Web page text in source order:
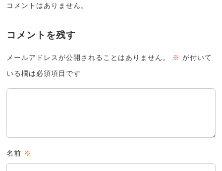
コメントはありません。
コメントを残す
メールアドレスが公開されることはありません。 ※ が付いて
いる欄は必須項目です
名前 ※